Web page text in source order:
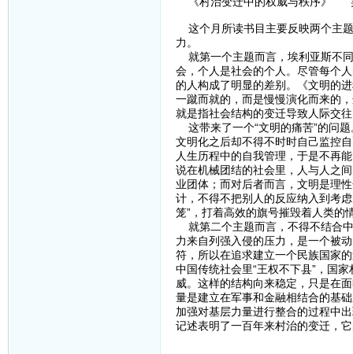
这个月所读书目主要反映两个主
力。
就第一个主题而言，埃利亚斯不
会，个人是社会的个人。尽管每个
的人构成了明显的差别。《文明的
一蹴而就的，而是慢慢演化而来的
就是指社会结构的变迁导致人际交
这带来了一个“文明的痛苦”的问
文明化之后却不得不时时自己监控
人生历程中的自我管理，于是不再
说在机械团结的社会里，人与人之
业团体；而对后者而言，文明是理
计，不得不把别人的反应纳入到考
笼”，打着高效的旗号摧毁着人类的
就第二个主题而言，不得不结合
力来自列强入侵的压力，是一个被
符，所以在追求建立一个民族国家
中国传统社会里“王权不下县”，国
威。这样的结构向来稳定，只是在
量是建立在军事和金融相结合的基
加强对基层力量进行整合的过程中
记述表明了一百年来村治的变迁，